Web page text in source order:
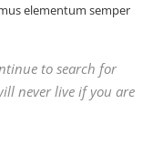
elementum semper
to search for
never live if you are